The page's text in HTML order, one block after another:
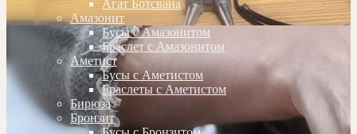
Агат Ботсвана
Амазонит
Бусы с Амазонитом
Браслет с Амазонитом
Аметист
Бусы с Аметистом
Браслеты с Аметистом
Бирюза
Бронзит